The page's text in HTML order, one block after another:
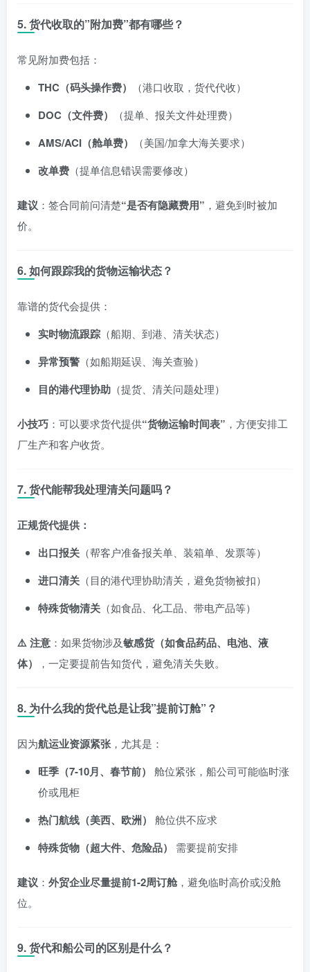
5. 货代收取的”附加费”都有哪些？
常见附加费包括：
THC（码头操作费） （港口收取，货代代收）
DOC（文件费） （提单、报关文件处理费）
AMS/ACI（舱单费） （美国/加拿大海关要求）
改单费 （提单信息错误需要修改）
建议 ：签合同前问清楚“是否有隐藏费用” ，避免到时被加
价。
6. 如何跟踪我的货物运输状态？
靠谱的货代会提供：
实时物流跟踪 （船期、到港、清关状态）
异常预警 （如船期延误、海关查验）
目的港代理协助 （提货、清关问题处理）
小技巧 ：可以要求货代提供“货物运输时间表” ，方便安排工
厂生产和客户收货。
7. 货代能帮我处理清关问题吗？
正规货代提供：
出口报关 （帮客户准备报关单、装箱单、发票等）
进口清关 （目的港代理协助清关，避免货物被扣）
特殊货物清关 （如食品、化工品、带电产品等）
⚠️ 注意 ：如果货物涉及敏感货（如食品药品、电池、液
体）
，一定要提前告知货代，避免清关失败。
8. 为什么我的货代总是让我”提前订舱”？
因为航运业资源紧张 ，尤其是：
旺季（7-10月、春节前）
舱位紧张，船公司可能临时涨
价或甩柜
热门航线（美西、欧洲） 舱位供不应求
特殊货物（超大件、危险品） 需要提前安排
建议 ： 外贸企业尽量提前1-2周订舱，避免临时高价或没舱
位。
9. 货代和船公司的区别是什么？